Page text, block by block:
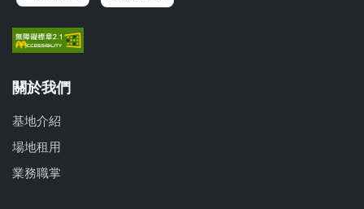
關於我們
基地介紹
場地租用
業務職掌